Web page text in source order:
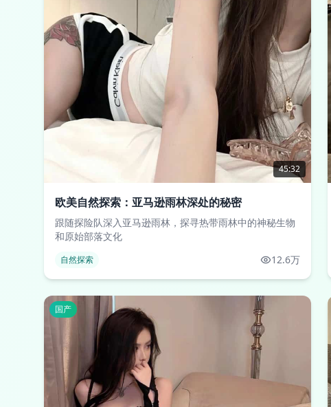
45:32
欧美自然探索：亚马逊雨林深处的秘密
跟随探险队深入亚马逊雨林，探寻热带雨林中的神秘生物
和原始部落文化
自然探索 12.6万
国产